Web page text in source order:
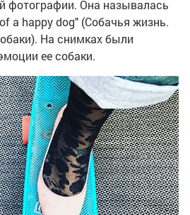
фотографии. Она называлась
a happy dog" (Собачья жизнь.
На снимках были
ее собаки.